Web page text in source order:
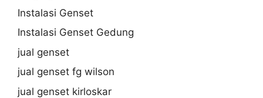
Instalasi Genset
Instalasi Genset Gedung
jual genset
jual genset fg wilson
jual genset kirloskar